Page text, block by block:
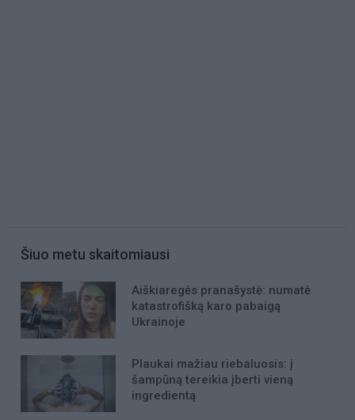
Šiuo metu skaitomiausi
Aiškiaregės pranašystė: numatė
katastrofišką karo pabaigą
Ukrainoje
Plaukai mažiau riebaluosis: į
šampūną tereikia įberti vieną
ingredientą